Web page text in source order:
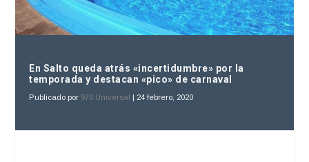
En Salto queda atrás «incertidumbre» por la
temporada y destacan «pico» de carnaval
Publicado por 970 Universal | 24 febrero, 2020